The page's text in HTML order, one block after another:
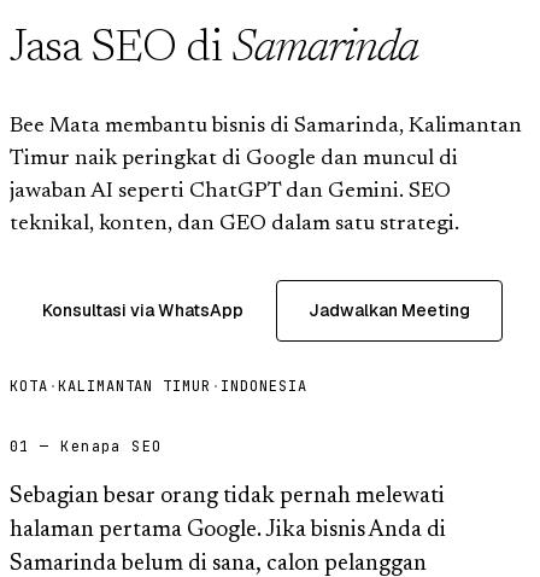
Jasa SEO di Samarinda
Bee Mata membantu bisnis di Samarinda, Kalimantan
Timur naik peringkat di Google dan muncul di
jawaban AI seperti ChatGPT dan Gemini. SEO
teknikal, konten, dan GEO dalam satu strategi.
Konsultasi via WhatsApp Jadwalkan Meeting
KOTA ·KALIMANTAN TIMUR · INDONESIA
01 — Kenapa SEO
Sebagian besar orang tidak pernah melewati
halaman pertama Google. Jika bisnis Anda di
Samarinda belum di sana, calon pelanggan